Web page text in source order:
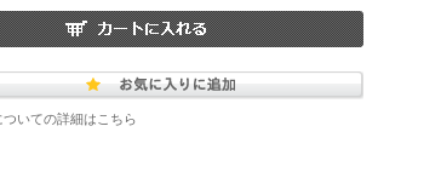
ついての詳細はこちら